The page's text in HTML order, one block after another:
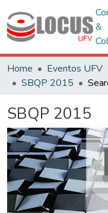
&
Home Eventos UFV
SBQP 2015
SBQP 2015